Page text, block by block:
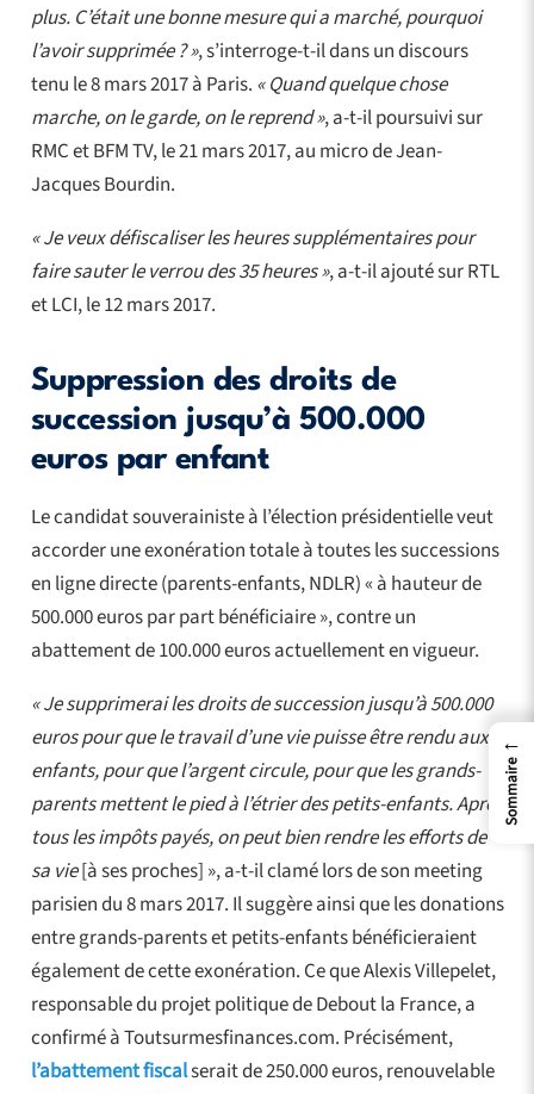
plus. C’était une bonne mesure qui a marché, pourquoi
l’avoir supprimée ? », s’interroge-t-il dans un discours
tenu le 8 mars 2017 à Paris. « Quand quelque chose
marche, on le garde, on le reprend », a-t-il poursuivi sur
RMC et BFM TV, le 21 mars 2017, au micro de Jean-
Jacques Bourdin.
« Je veux défiscaliser les heures supplémentaires pour
faire sauter le verrou des 35 heures », a-t-il ajouté sur RTL
et LCI, le 12 mars 2017.
Suppression des droits de
succession jusqu’à 500.000
euros par enfant
Le candidat souverainiste à l’élection présidentielle veut
accorder une exonération totale à toutes les successions
en ligne directe (parents-enfants, NDLR) « à hauteur de
500.000 euros par part bénéficiaire », contre un
abattement de 100.000 euros actuellement en vigueur.
« Je supprimerai les droits de succession jusqu’à 500.000
euros pour que le travail d’une vie puisse être rendu aux
enfants, pour que l’argent circule, pour que les grands-
parents mettent le pied à l’étrier des petits-enfants. Après
tous les impôts payés, on peut bien rendre les efforts de
sa vie[à ses proches] », a-t-il clamé lors de son meeting
parisien du 8 mars 2017. Il suggère ainsi que les donations
entre grands-parents et petits-enfants bénéficieraient
également de cette exonération. Ce que Alexis Villepelet,
responsable du projet politique de Debout la France, a
confirmé à Toutsurmesfinances.com. Précisément,
l’abattement fiscalserait de 250.000 euros, renouvelable
←
Sommaire